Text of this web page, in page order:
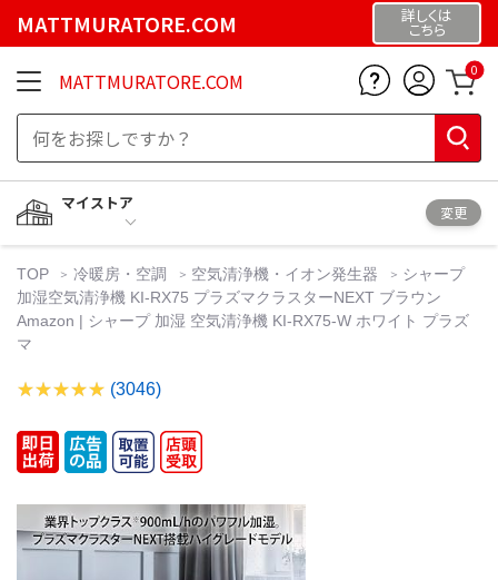
MATTMURATORE.COM 詳しくは
こちら
MATTMURATORE.COM 0
マイストア
変更
TOP 冷暖房・空調 空気清浄機・イオン発生器
シャープ
加湿空気清浄機 KI-RX75 プラズマクラスターNEXT ブラウン
Amazon | シャープ 加湿 空気清浄機 KI-RX75-W ホワイト プラズ
マ
(3046)